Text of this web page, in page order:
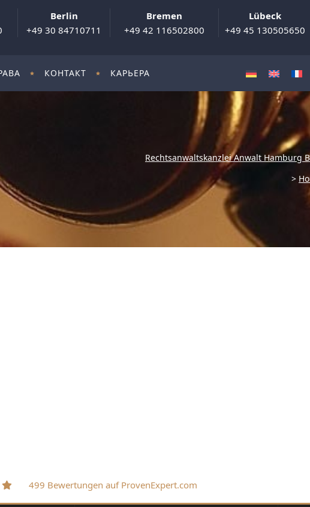
Berlin
+49 30 84710711
Bremen
+49 42 116502800
Lübeck
+49 45 130505650
КОНТАКТ КАРЬЕРА
Rechtsanwaltskanzlei Anwalt Hamburg
>
499 Bewertungen auf ProvenExpert.com